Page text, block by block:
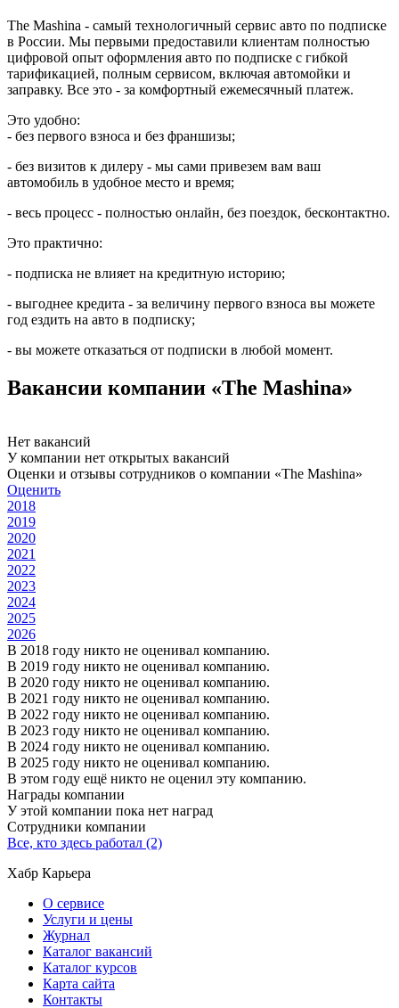
The Mashina - самый технологичный сервис авто по подписке
в России. Мы первыми предоставили клиентам полностью
цифровой опыт оформления авто по подписке с гибкой
тарификацией, полным сервисом, включая автомойки и
заправку. Все это - за комфортный ежемесячный платеж.
Это удобно:
- без первого взноса и без франшизы;
- без визитов к дилеру - мы сами привезем вам ваш
автомобиль в удобное место и время;
- весь процесс - полностью онлайн, без поездок, бесконтактно.
Это практично:
- подписка не влияет на кредитную историю;
- выгоднее кредита - за величину первого взноса вы можете
год ездить на авто в подписку;
- вы можете отказаться от подписки в любой момент.
Вакансии компании «The Mashina»
Нет вакансий
У компании нет открытых вакансий
Оценки и отзывы сотрудников о компании «The Mashina»
Оценить
2018
2019
2020
2021
2022
2023
2024
2025
2026
В 2018 году никто не оценивал компанию.
В 2019 году никто не оценивал компанию.
В 2020 году никто не оценивал компанию.
В 2021 году никто не оценивал компанию.
В 2022 году никто не оценивал компанию.
В 2023 году никто не оценивал компанию.
В 2024 году никто не оценивал компанию.
В 2025 году никто не оценивал компанию.
В этом году ещё никто не оценил эту компанию.
Награды компании
У этой компании пока нет наград
Сотрудники компании
Все, кто здесь работал (2)
Хабр Карьера
О сервисе
Услуги и цены
Журнал
Каталог вакансий
Каталог курсов
Карта сайта
Контакты